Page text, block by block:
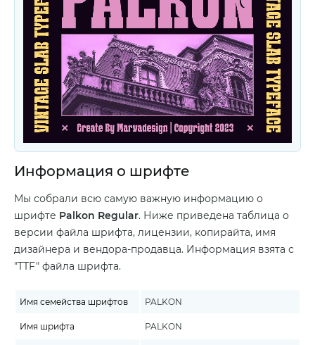
Информация о шрифте
Мы собрали всю самую важную информацию о
шрифте Palkon Regular. Ниже приведена таблица о
версии файла шрифта, лицензии, копирайта, имя
дизайнера и вендора-продавца. Информация взята с
"TTF" файла шрифта.
Имя семейства шрифтов PALKON
Имя шрифта PALKON